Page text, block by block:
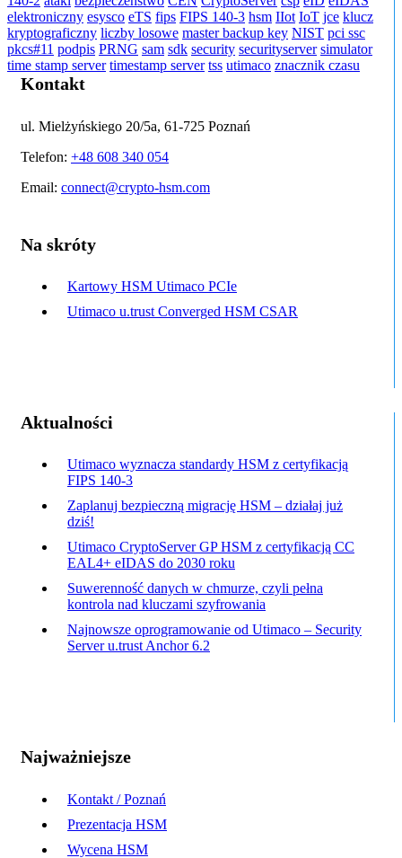
elektroniczny esysco eTS fips FIPS 140-3 hsm IIot IoT jce klucz
kryptograficzny liczby losowe master backup key NIST pci ssc
pkcs#11 podpis PRNG sam sdk security securityserver simulator
time stamp server timestamp server tss utimaco znacznik czasu
Kontakt
ul. Mielżyńskiego 20/5a, 61-725 Poznań
Telefon: +48 608 340 054
Email: connect@crypto-hsm.com
Na skróty
Kartowy HSM Utimaco PCIe
Utimaco u.trust Converged HSM CSAR
Aktualności
Utimaco wyznacza standardy HSM z certyfikacją
FIPS 140-3
Zaplanuj bezpieczną migrację HSM – działaj już
dziś!
Utimaco CryptoServer GP HSM z certyfikacją CC
EAL4+ eIDAS do 2030 roku
Suwerenność danych w chmurze, czyli pełna
kontrola nad kluczami szyfrowania
Najnowsze oprogramowanie od Utimaco – Security
Server u.trust Anchor 6.2
Najważniejsze
Kontakt / Poznań
Prezentacja HSM
Wycena HSM